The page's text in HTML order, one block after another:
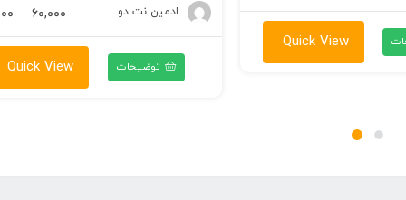
قیمت:
Quick View
ادمین نت دو ۶۰,۰۰۰ –
توضیحات Quick View